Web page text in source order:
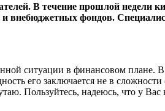
В течение прошлой недели
внебюджетных фондов.
ситуации в финансовом плане.
его заключается не в сложности
Пользуйтесь, надеюсь, что у